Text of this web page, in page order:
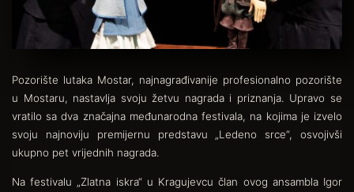
Pozorište lutaka Mostar, najnagrađivanije profesionalno pozorište
u Mostaru, nastavlja svoju žetvu nagrada i priznanja. Upravo se
vratilo sa dva značajna međunarodna festivala, na kojima je izvelo
svoju najnoviju premijernu predstavu „Ledeno srce“, osvojivši
ukupno pet vrijednih nagrada.
Na festivalu „Zlatna iskra“ u Kragujevcu član ovog ansambla Igor